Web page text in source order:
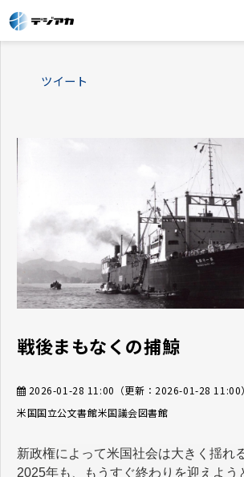
導入事例
よくあるご質問
ツイート
戦後まもなくの捕鯨
2026-01-28 11:00 （更新： 2026-01-28 11:00）
米国国立公文書館米国議会図書館
新政権によって米国社会は大きく揺れ
2025年も、もうすぐ終わりを迎えよう